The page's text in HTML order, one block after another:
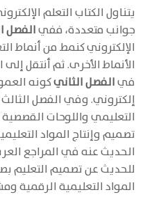
يتناول الكتاب التعلم
جوانب متعددة، ففيالفصل
الإلكتروني كنمط من أنماط
الأنماط الأخرى. ثم أنتقل
فيالفصل الثانيكونه
إلكتروني. وفي الفصل
التعليمي واللوحات
تصميم وإنتاج المواد
الحديث عنه في المراجع
للحديث عن تصميم التعليم
المواد التعليمية الرقمية